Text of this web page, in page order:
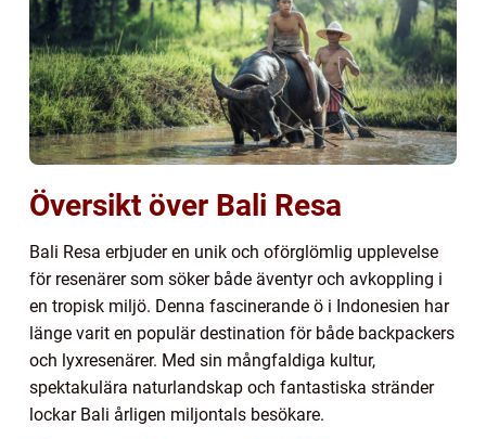
Översikt över Bali Resa
Bali Resa erbjuder en unik och oförglömlig upplevelse
för resenärer som söker både äventyr och avkoppling i
en tropisk miljö. Denna fascinerande ö i Indonesien har
länge varit en populär destination för både backpackers
och lyxresenärer. Med sin mångfaldiga kultur,
spektakulära naturlandskap och fantastiska stränder
lockar Bali årligen miljontals besökare.